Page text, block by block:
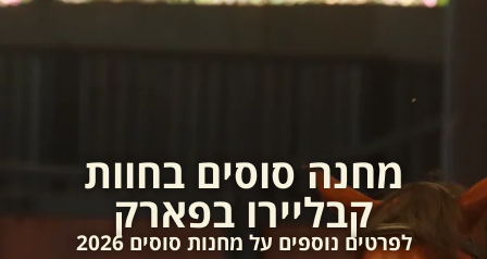
מחנה סוסים בחוות
קבליירו בפארק
לפרטים נוספים על מחנות סוסים 2026